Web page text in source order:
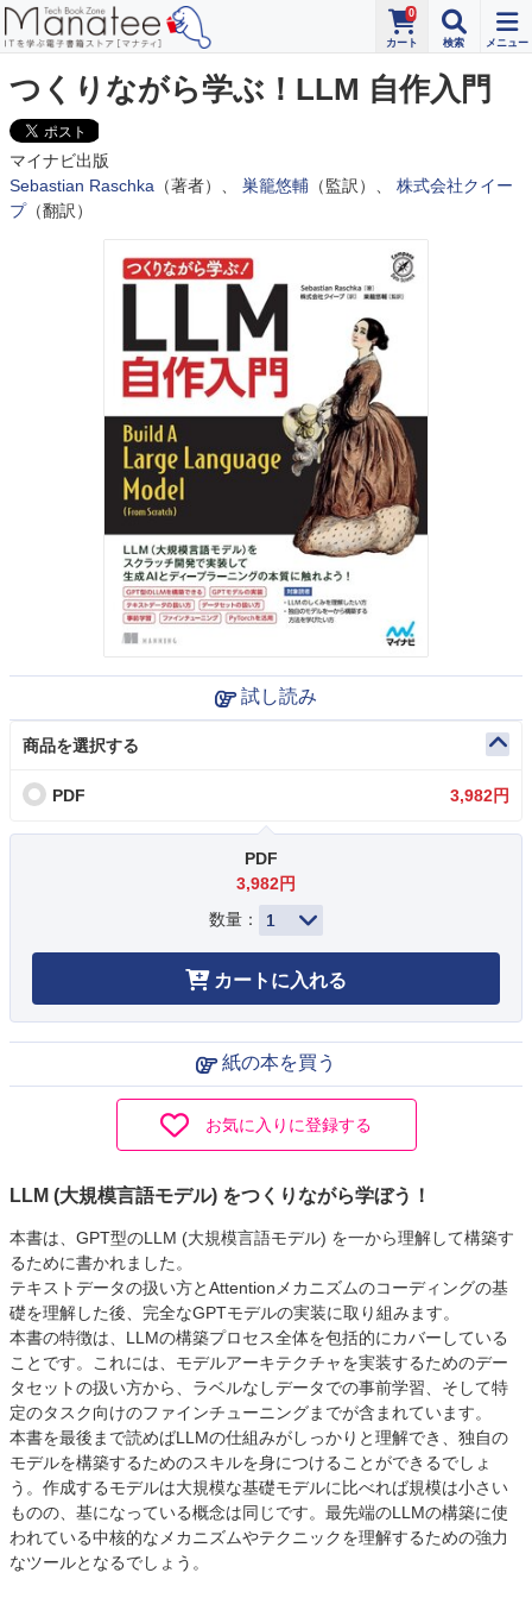
0
つくりながら学ぶ！LLM 自作入門
マイナビ出版
Sebastian Raschka （著者）、 巣籠悠輔 （監訳）、 株式会社クイー
プ（翻訳）
試し読み
商品を選択する
PDF 3,982円
PDF
3,982円
数量：
カートに入れる
紙の本を買う
お気に入りに登録する
LLM (大規模言語モデル) をつくりながら学ぼう！
本書は、GPT型のLLM (大規模言語モデル) を一から理解して構築す
るために書かれました。
テキストデータの扱い方とAttentionメカニズムのコーディングの基
礎を理解した後、完全なGPTモデルの実装に取り組みます。
本書の特徴は、LLMの構築プロセス全体を包括的にカバーしている
ことです。これには、モデルアーキテクチャを実装するためのデー
タセットの扱い方から、ラベルなしデータでの事前学習、そして特
定のタスク向けのファインチューニングまでが含まれています。
本書を最後まで読めばLLMの仕組みがしっかりと理解でき、独自の
モデルを構築するためのスキルを身につけることができるでしょ
う。作成するモデルは大規模な基礎モデルに比べれば規模は小さい
ものの、基になっている概念は同じです。最先端のLLMの構築に使
われている中核的なメカニズムやテクニックを理解するための強力
なツールとなるでしょう。